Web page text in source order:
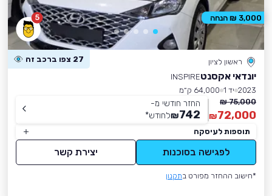
5
ראשון לציון 27 צפו ברכב זה
יונדאי אקסנטINSPIRE
2023 יד 1
64,000 ק״מ
75,000 ₪
72,000
₪
החזר חודשי מ-
742
₪לחודש*
תוספות לעיסקה
לפגישה בסוכנות יצירת קשר
*חישוב ההחזר מפורט בתקנון
3,000 ₪ הנחה